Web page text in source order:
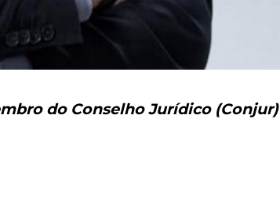
do Conselho Jurídico (Conjur)